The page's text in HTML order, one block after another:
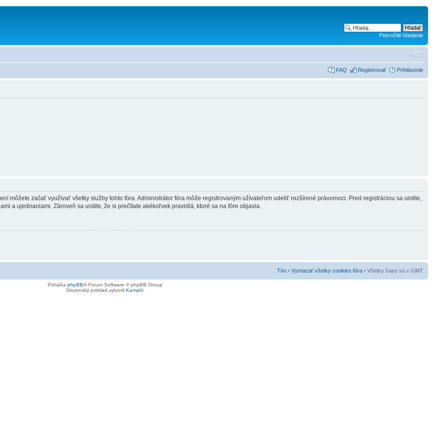
Pokročilé hľadanie
FAQ Registrovať Prihlásenie
môžete začať využívať všetky služby tohto fóra. Administrátor fóra môže registrovaným užívateľom udeliť rozšírené právomoci. Pred registráciou sa uistite,
a ujednaniami. Zároveň sa uistite, že si prečítate akékoľvek pravidlá, ktoré sa na fóre objavia.
Tím • Vymazať všetky cookies fóra • Všetky časy sú v GMT
Poháňa phpBB® Forum Software © phpBB Group
Slovenský preklad vytvoril Kamahl.